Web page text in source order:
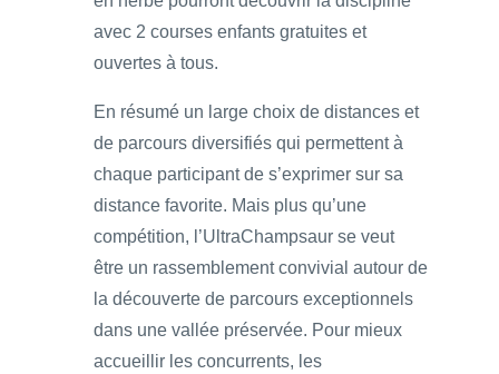
avec 2 courses enfants gratuites et
ouvertes à tous.
En résumé un large choix de distances et
de parcours diversifiés qui permettent à
chaque participant de s’exprimer sur sa
distance favorite. Mais plus qu’une
compétition, l’UltraChampsaur se veut
être un rassemblement convivial autour de
la découverte de parcours exceptionnels
dans une vallée préservée. Pour mieux
accueillir les concurrents, les